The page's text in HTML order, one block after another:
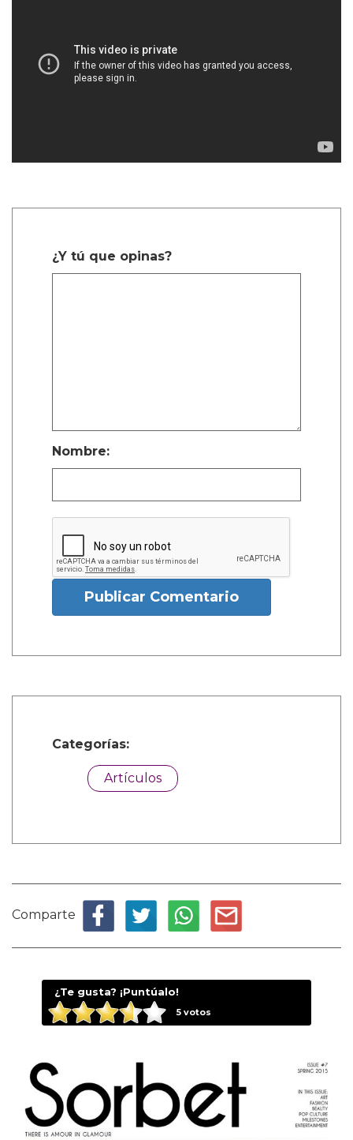
¿Y tú que opinas?
Nombre:
Publicar Comentario
Categorías:
Artículos
Comparte
¿Te gusta? ¡Puntúalo!
5votos